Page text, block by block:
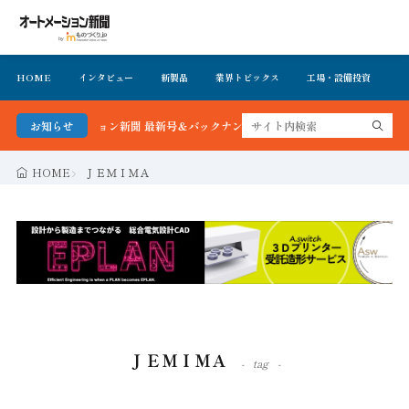
HOME インタビュー 新製品 業界トピックス 工場・設備投資
お知らせ
ートメーション新聞 最新号＆バックナンバーを無料で公開中 詳細はこちら
HOME ＪＥＭＩＭＡ
ＪＥＭＩＭＡ tag